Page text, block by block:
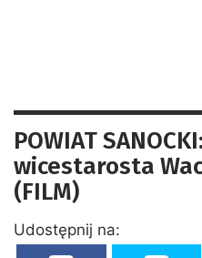
POWIAT
wicestarosta
(FILM)
Udostępnij na: